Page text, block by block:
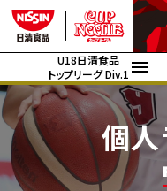
U18日清食品
トップリーグ Div.1
個人